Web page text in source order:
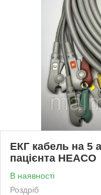
ЕКГ кабель на 5
пацієнта HEACO
В наявності
Роздріб